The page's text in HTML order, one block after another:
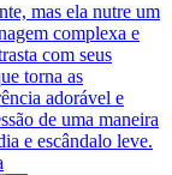
mas ela nutre um
complexa e
com seus
torna as
adorável e
de uma maneira
e escândalo leve.